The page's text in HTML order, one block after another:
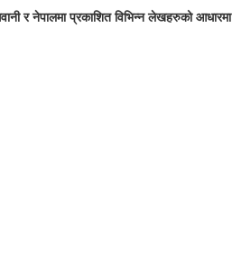
र नेपालमा प्रकाशित विभिन्न लेखहरुको